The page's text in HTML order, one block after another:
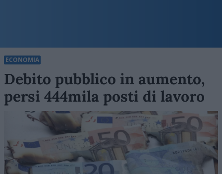
ECONOMIA
Debito pubblico in aumento,
persi 444mila posti di lavoro